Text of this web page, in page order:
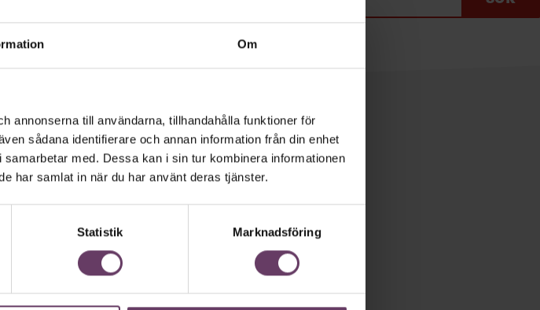
Om
annonserna till användarna, tillhandahålla funktioner för
sådana identifierare och annan information från din enhet
med. Dessa kan i sin tur kombinera informationen
har samlat in när du har använt deras tjänster.
Statistik Marknadsföring
våra nyhetsbrev!
vecka det bästa från Chef och
inspiration för dig som är chef, ledare
idag! Det är helt kostnadsfritt.